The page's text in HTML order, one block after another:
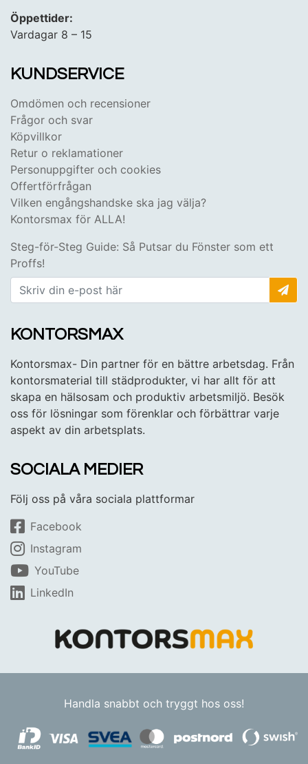
Öppettider:
Vardagar 8 – 15
KUNDSERVICE
Omdömen och recensioner
Frågor och svar
Köpvillkor
Retur o reklamationer
Personuppgifter och cookies
Offertförfrågan
Vilken engångshandske ska jag välja?
Kontorsmax för ALLA!
Steg-för-Steg Guide: Så Putsar du Fönster som ett
Proffs!
KONTORSMAX
Kontorsmax- Din partner för en bättre arbetsdag. Från
kontorsmaterial till städprodukter, vi har allt för att
skapa en hälsosam och produktiv arbetsmiljö. Besök
oss för lösningar som förenklar och förbättrar varje
aspekt av din arbetsplats.
SOCIALA MEDIER
Följ oss på våra sociala plattformar
Facebook
Instagram
YouTube
LinkedIn
Handla snabbt och tryggt hos oss!